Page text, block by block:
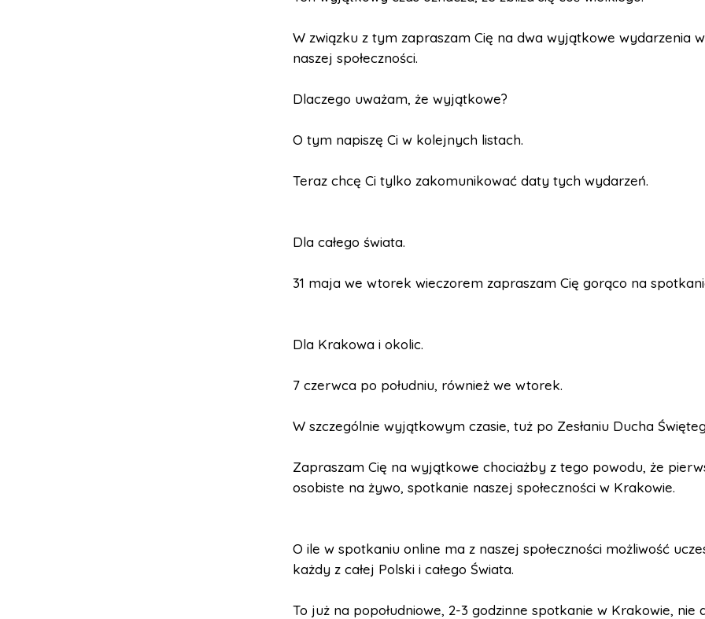
W związku z tym zapraszam Cię na dwa wyjątkowe wydarzenia
naszej społeczności.
Dlaczego uważam, że wyjątkowe?
O tym napiszę Ci w kolejnych listach.
Teraz chcę Ci tylko zakomunikować daty tych wydarzeń.
Dla całego świata.
31 maja we wtorek wieczorem zapraszam Cię gorąco na
Dla Krakowa i okolic.
7 czerwca po południu, również we wtorek.
W szczególnie wyjątkowym czasie, tuż po Zesłaniu Ducha
Zapraszam Cię na wyjątkowe chociażby z tego powodu, że
osobiste na żywo, spotkanie naszej społeczności w Krakowie.
O ile w spotkaniu online ma z naszej społeczności możliwość
każdy z całej Polski i całego Świata.
To już na popołudniowe, 2-3 godzinne spotkanie w Krakowie, nie